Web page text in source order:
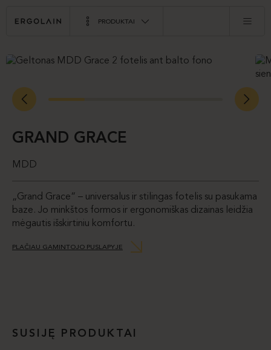
PRODUKTAI
GRAND GRACE
MDD
„Grand Grace“ – universalus ir stilingas fotelis su pasukama
baze. Jo minkštos formos ir ergonomiškas dizainas leidžia
mėgautis išskirtiniu komfortu.
PLAČIAU GAMINTOJO PUSLAPYJE
SUSIJĘ PRODUKTAI